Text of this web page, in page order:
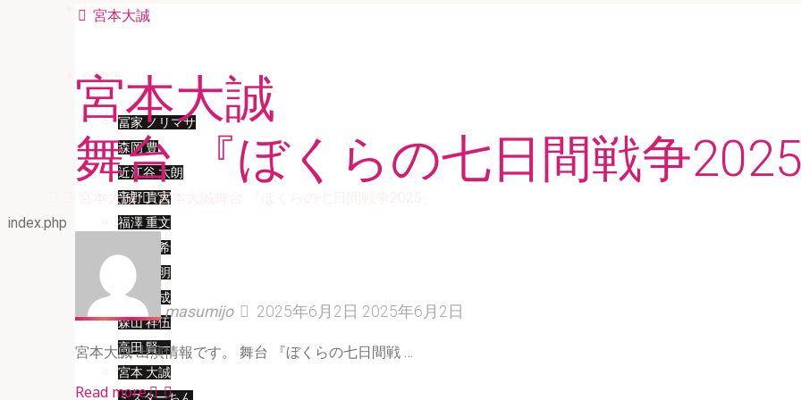
About Us
Actor
冨家 ノリマサ
森岡 豊
近江谷 太朗
平野 貴大
福澤 重文
大串 有希
松延 知明
櫻井 勝成
森山 祥伍
高田 賢一
宮本 大誠
ミスターちん
宮本大誠
宮本大誠舞台 『ぼくらの七日間戦争2025』
index.php
宮本大誠
宮本大誠
舞台 『ぼくらの七日間戦争
masumijo 2025年6月2日 2025年6月2日
宮本大誠 出演情報です。 舞台 『ぼくらの七日間戦 …
Read more "宮